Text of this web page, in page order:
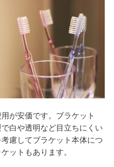
が安価です。ブラケット
白や透明など目立ちにくい
慮してブラケット本体につ
ットもあります。